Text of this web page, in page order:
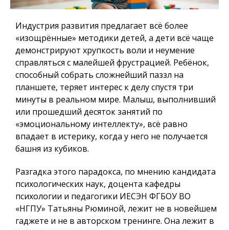
Индустрия развития предлагает всё более
«изощрённые» методики детей, а дети всё чаще
демонстрируют хрупкость воли и неумение
справляться с малейшей фрустрацией. Ребёнок,
способный собрать сложнейший паззл на
планшете, теряет интерес к делу спустя три
минуты в реальном мире. Малыш, выполнивший
или прошедший десяток занятий по
«эмоциональному интеллекту», всё равно
впадает в истерику, когда у него не получается
башня из кубиков.
Разгадка этого парадокса, по мнению кандидата
психологических наук, доцента кафедры
психологии и педагогики ИЕСЭН ФГБОУ ВО
«НГПУ» Татьяны Рюминой, лежит не в новейшем
гаджете и не в авторском тренинге. Она лежит в